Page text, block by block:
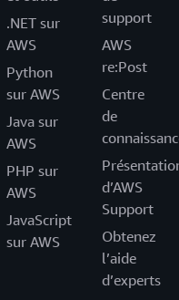
.NET sur
AWS
Python
sur AWS
Java sur
AWS
PHP sur
AWS
JavaScript
sur AWS
support
AWS
re:Post
Centre
de
d’AWS
Support
Obtenez
l’aide
d’experts